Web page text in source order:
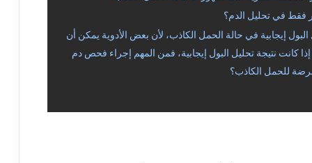
فقط في تحليل الدم؟
إيجابية في حالة الحمل الكاذب، لأن بعض الأدوية يمكن أن
كانت نتيجة تحليل البول إيجابية، فمن المهم إجراء فحص دم
للحمل الكاذب؟